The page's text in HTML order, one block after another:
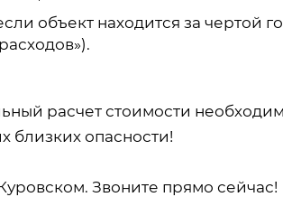
объект находится за чертой
расчет стоимости
близких опасности!
Звоните прямо